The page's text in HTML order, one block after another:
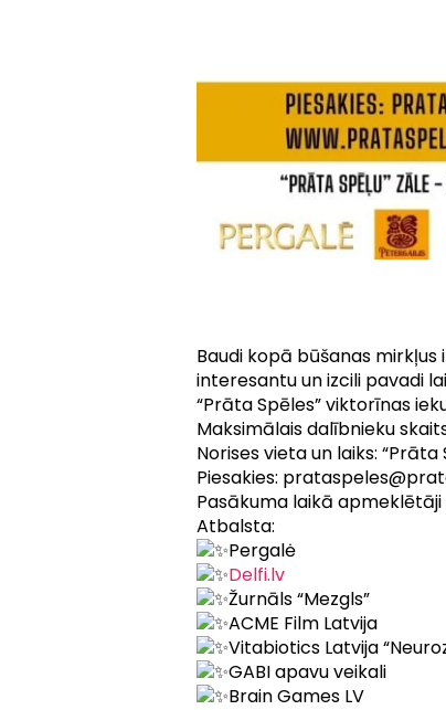
Baudi kopā būšanas mirkļus
interesantu un izcili pavadi
“Prāta Spēles” viktorīnas
Maksimālais dalībnieku
Norises vieta un laiks:
Piesakies:
Pasākuma laikā
Atbalsta:
Pergalė
Delfi.lv
Žurnāls “Mezgls”
ACME Film Latvija
Vitabiotics Latvija
GABI apavu veikali
Brain Games LV